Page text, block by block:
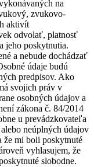
na
zvukovo-
aktivít
odvolať, platnosť
jeho poskytnutia.
a nebude dochádzať
údaje budú
predpisov. Ako
svojich práv v
osobných údajov a
zákona č. 84/2014
u prevádzkovateľa
neúplných údajov
že mi boli poskytnuté
vyhlasujem, že
slobodne.